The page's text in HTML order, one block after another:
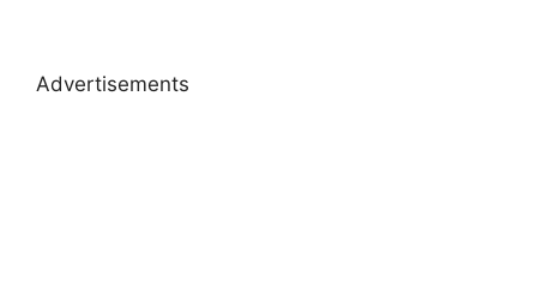
Advertisements